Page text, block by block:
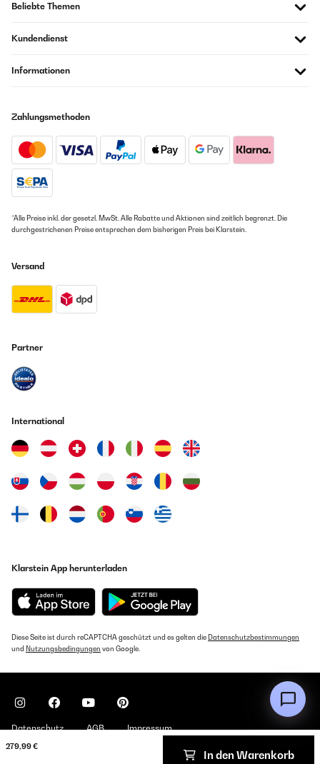
279,99 €
In den Warenkorb
Beliebte Themen
Kundendienst
Informationen
Zahlungsmethoden
*Alle Preise inkl. der gesetzl. MwSt. Alle Rabatte und Aktionen sind zeitlich begrenzt. Die
durchgestrichenen Preise entsprechen dem bisherigen Preis bei Klarstein.
Versand
Partner
International
Klarstein App herunterladen
Diese Seite ist durch reCAPTCHA geschützt und es gelten die Datenschutzbestimmungen
und Nutzungsbedingungen von Google.
Datenschutz AGB Impressum
Copyright © 2026 Klarstein. All rights reserved